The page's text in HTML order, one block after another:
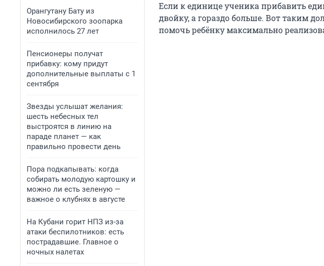
Орангутану Бату из
Новосибирского зоопарка
исполнилось 27 лет
Пенсионеры получат
прибавку: кому придут
дополнительные выплаты с 1
сентября
Звезды услышат желания:
шесть небесных тел
выстроятся в линию на
параде планет — как
правильно провести день
Пора подкапывать: когда
собирать молодую картошку и
можно ли есть зеленую —
важное о клубнях в августе
На Кубани горит НПЗ из-за
атаки беспилотников: есть
пострадавшие. Главное о
ночных налетах
Если к единице ученика прибавить
двойку, а гораздо больше. Вот таким
помочь ребёнку максимально